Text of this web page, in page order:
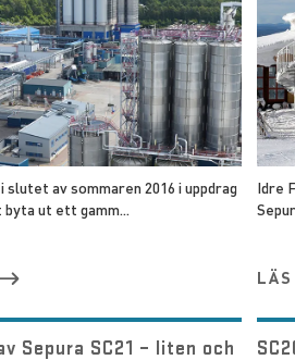
av sommaren 2016 i uppdrag
ut ett gamm...
Idre
Sepura SC21 – liten och